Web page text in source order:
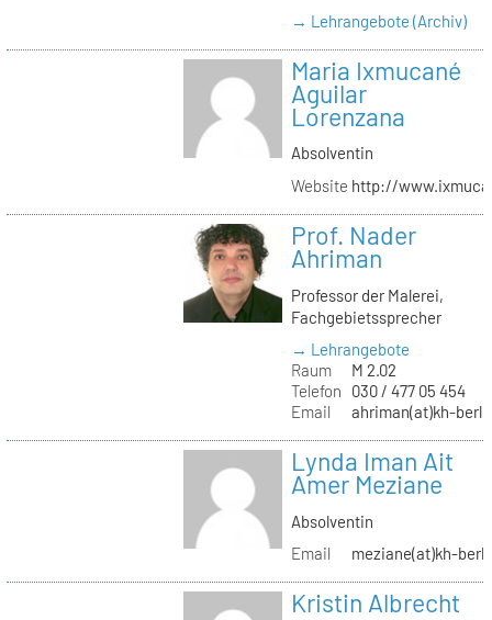
→ Lehrangebote (Archiv)
Maria Ixmucané
Aguilar
Lorenzana
Absolventin
Website http://
Prof. Nader
Ahriman
Professor der Malerei,
Fachgebietssprecher
→ Lehrangebote
Raum
M 2.02
Telefon
030 / 477 05 454
Email
ahriman(at)kh-
Lynda Iman Ait
Amer Meziane
Absolventin
Email
meziane(at)kh-
Kristin Albrecht